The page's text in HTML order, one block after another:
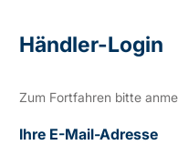
Händler-Login
Zum Fortfahren bitte
Ihre E-Mail-Adresse